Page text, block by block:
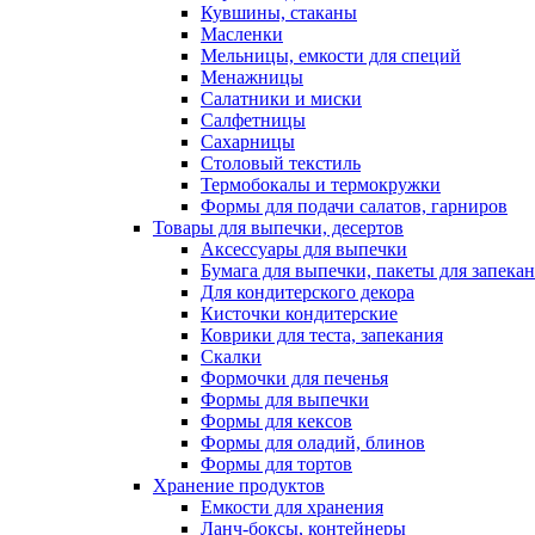
Кувшины, стаканы
Масленки
Мельницы, емкости для специй
Менажницы
Салатники и миски
Салфетницы
Сахарницы
Столовый текстиль
Термобокалы и термокружки
Формы для подачи салатов, гарниров
Товары для выпечки, десертов
Аксессуары для выпечки
Бумага для выпечки, пакеты для
Для кондитерского декора
Кисточки кондитерские
Коврики для теста, запекания
Скалки
Формочки для печенья
Формы для выпечки
Формы для кексов
Формы для оладий, блинов
Формы для тортов
Хранение продуктов
Емкости для хранения
Ланч-боксы, контейнеры